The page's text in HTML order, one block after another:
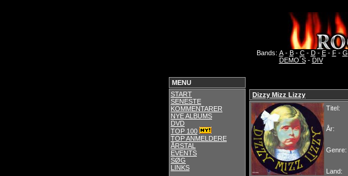
Bands: A- B- C- D- E- F- G
DEMO´S- DIV
MENU
START
SENESTE
KOMMENTARER
NYE ALBUMS
DVD
TOP 100
TOP ANMELDERE
ÅRSTAL
EVENTS
SØG
LINKS
Dizzy Mizz Lizzy
Titel:
År:
Genre:
Land: